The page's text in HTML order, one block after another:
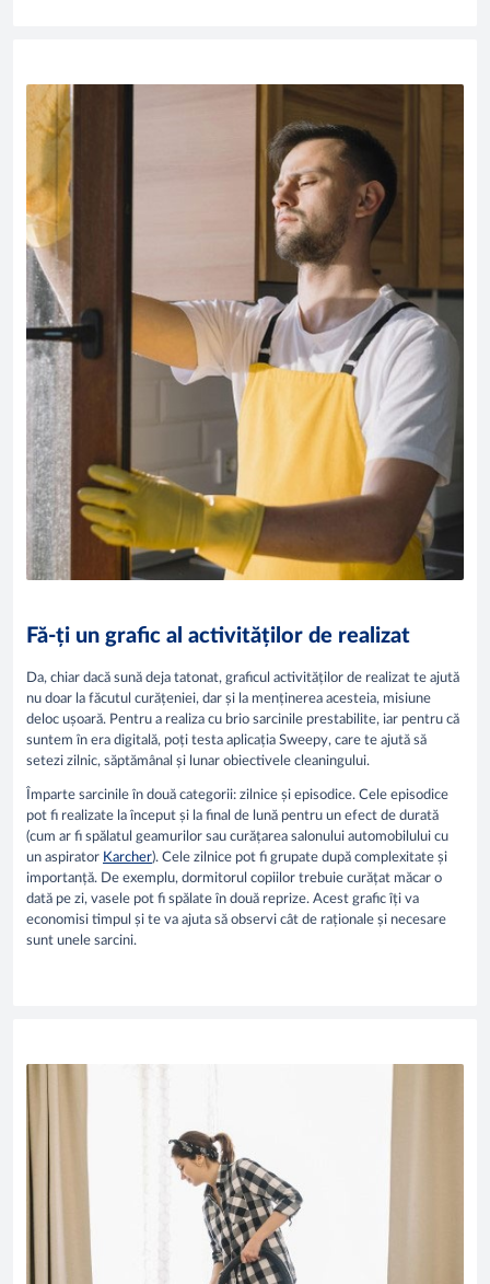
Fă-ți un grafic al activităților de realizat
Da, chiar dacă sună deja tatonat, graficul activităților de realizat te ajută
nu doar la făcutul curățeniei, dar și la menținerea acesteia, misiune
deloc ușoară. Pentru a realiza cu brio sarcinile prestabilite, iar pentru că
suntem în era digitală, poți testa aplicația Sweepy, care te ajută să
setezi zilnic, săptămânal și lunar obiectivele cleaningului.
Împarte sarcinile în două categorii: zilnice și episodice. Cele episodice
pot fi realizate la început și la final de lună pentru un efect de durată
(cum ar fi spălatul geamurilor sau curățarea salonului automobilului cu
un aspirator Karcher). Cele zilnice pot fi grupate după complexitate și
importanță. De exemplu, dormitorul copiilor trebuie curățat măcar o
dată pe zi, vasele pot fi spălate în două reprize. Acest grafic îți va
economisi timpul și te va ajuta să observi cât de raționale și necesare
sunt unele sarcini.